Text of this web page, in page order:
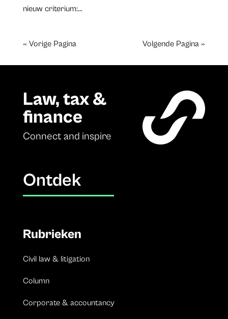
nieuw criterium:...
« Vorige Pagina Volgende Pagina »
Law, tax &
finance
Connect and inspire
Ontdek
Rubrieken
Civil law & litigation
Column
Corporate & accountancy